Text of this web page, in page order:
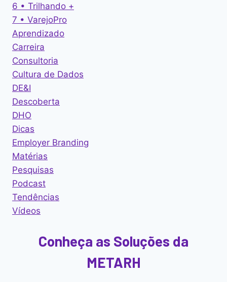
6 • Trilhando +
7 • VarejoPro
Aprendizado
Carreira
Consultoria
Cultura de Dados
DE&I
Descoberta
DHO
Dicas
Employer Branding
Matérias
Pesquisas
Podcast
Tendências
Vídeos
Conheça as Soluções da
METARH